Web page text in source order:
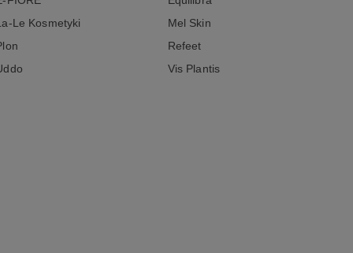
Le Kosmetyki
Mel Skin
Refeet
Vis Plantis